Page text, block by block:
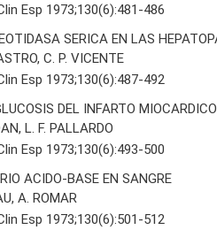
Esp 1973;130(6):481-486
SERICA EN LAS
C. P. VICENTE
Esp 1973;130(6):487-492
DEL INFARTO
L. F. PALLARDO
Esp 1973;130(6):493-500
ACIDO-BASE EN SANGRE
A. ROMAR
Esp 1973;130(6):501-512